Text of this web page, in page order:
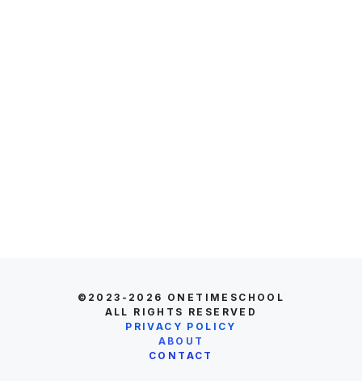
©2023-2026 ONETIMESCHOOL
ALL RIGHTS RESERVED
PRIVACY POLICY
ABOUT
CONTACT